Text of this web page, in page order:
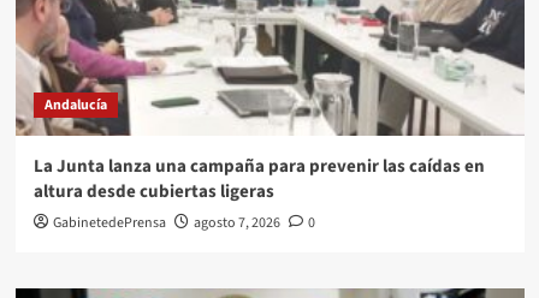
Andalucía
La Junta lanza una campaña para prevenir las caídas en
altura desde cubiertas ligeras
GabinetedePrensa agosto 7, 2026 0